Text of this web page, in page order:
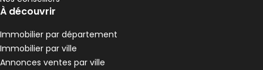
À découvrir
Immobilier par département
Immobilier par ville
Annonces ventes par ville